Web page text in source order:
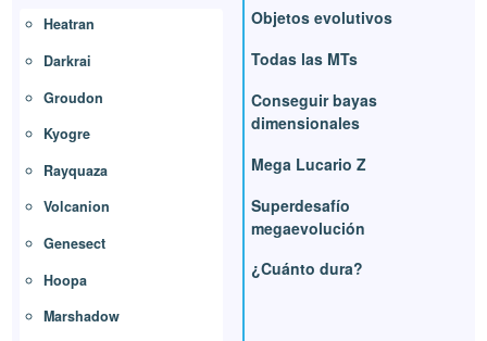
Heatran
Darkrai
Groudon
Kyogre
Rayquaza
Volcanion
Genesect
Hoopa
Marshadow
Objetos evolutivos
Todas las MTs
Conseguir bayas
dimensionales
Mega Lucario Z
Superdesafío
megaevolución
¿Cuánto dura?